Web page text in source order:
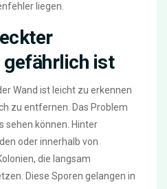
liegen.
ist
Wand ist leicht zu erkennen
zu entfernen. Das Problem
sehen können. Hinter
oder innerhalb von
die langsam
Diese Sporen gelangen in